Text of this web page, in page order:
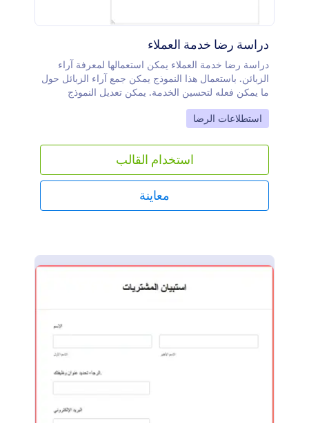
دراسة رضا خدمة العملاء
دراسة رضا خدمة العملاء يمكن استعمالها لمعرفة آراء
الزبائن. باستعمال هذا النموذج يمكن جمع آراء الزبائل حول
ما يمكن فعله لتحسين الخدمة. يمكن تعديل النموذج
بسهولة ليتناسب مع المؤسسة الخاصة بك.
Go to Category:
استطلاعات الرضا
استخدام القالب
معاينة